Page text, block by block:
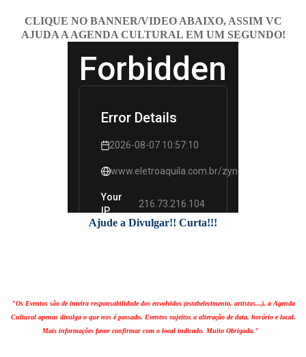
CLIQUE NO BANNER/VIDEO ABAIXO, ASSIM VC
AJUDA A AGENDA CULTURAL EM UM SEGUNDO!
Ajude a Divulgar!! Curta!!!
"Os Eventos são de inteira responsabilidade dos envolvidos (estabelecimento, artistas...), a Agenda
Cultural apenas divulga o que nos é passado. Eventos sujeitos a alteração de data, horário e local.
Mais informações favor confirmar com o local indicado. Muito Obrigada."